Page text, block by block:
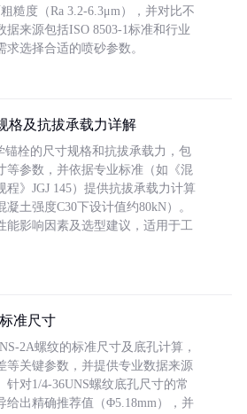
糙度（Ra 3.2-6.3μm），并对比不
据来源包括ISO 8503-1标准和行业
选择合适的喷砂参数。
格及抗拔承载力详解
锚栓的尺寸规格和抗拔承载力，包
等参数，并依据专业标准（如《混
》JGJ 145）提供抗拔承载力计算
土强度C30下设计值约80kN）。
能影响因素及选型建议，适用于工
准尺寸
2A螺纹的标准尺寸及底孔计算，
等关键参数，并提供专业数据来源
针对1/4-36UNS螺纹底孔尺寸的常
给出精确推荐值（Φ5.18mm），并